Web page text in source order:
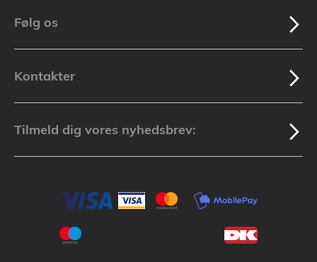
Følg os
Kontakter
Tilmeld dig vores nyhedsbrev: